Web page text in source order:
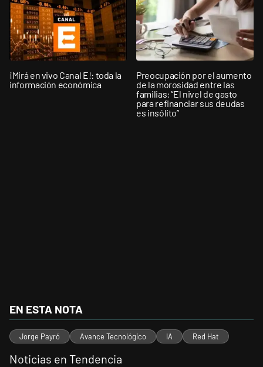
¡Mirá en vivo Canal E!: toda la
información económica
Preocupación por el aumento
de la morosidad entre las
familias: “El nivel de gasto
para refinanciar sus deudas
es insólito”
EN ESTA NOTA
Jorge Payró Avance Tecnológico IA Red Hat
Noticias en Tendencia